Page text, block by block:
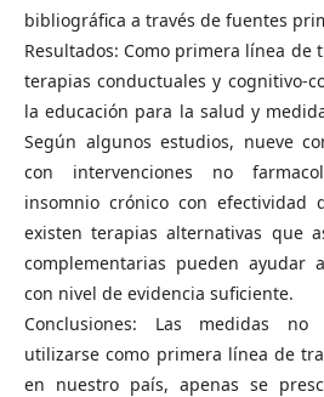
bibliográfica a través de fuentes
Resultados: Como primera línea de
terapias conductuales y cognitivo-
la educación para la salud y
Según algunos estudios, nueve
con intervenciones no
insomnio crónico con efectividad
existen terapias alternativas que
complementarias pueden ayudar
con nivel de evidencia suficiente.
Conclusiones: Las medidas no
utilizarse como primera línea de
en nuestro país, apenas se